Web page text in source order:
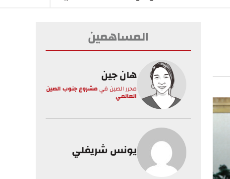
المساهمين
هان جين
محرر الصينفيمشروع جنوب الصين
العالمي
يونس شريفلي